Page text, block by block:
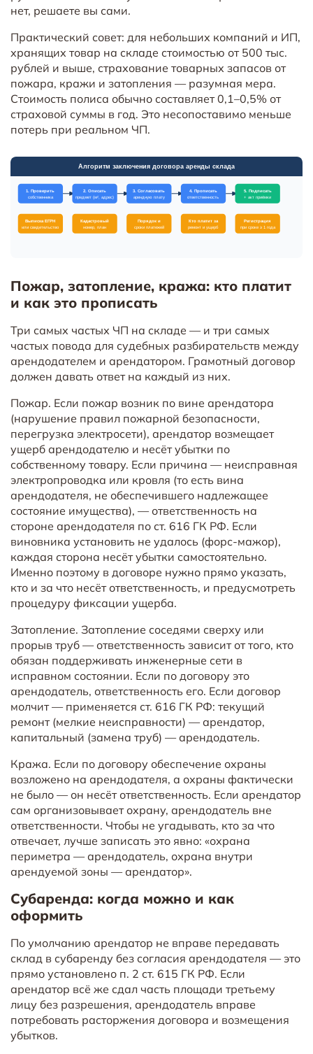
нет, решаете вы сами.
Практический совет: для небольших компаний и ИП,
хранящих товар на складе стоимостью от 500 тыс.
рублей и выше, страхование товарных запасов от
пожара, кражи и затопления — разумная мера.
Стоимость полиса обычно составляет 0,1–0,5% от
страховой суммы в год. Это несопоставимо меньше
потерь при реальном ЧП.
Пожар, затопление, кража: кто платит
и как это прописать
Три самых частых ЧП на складе — и три самых
частых повода для судебных разбирательств между
арендодателем и арендатором. Грамотный договор
должен давать ответ на каждый из них.
Пожар. Если пожар возник по вине арендатора
(нарушение правил пожарной безопасности,
перегрузка электросети), арендатор возмещает
ущерб арендодателю и несёт убытки по
собственному товару. Если причина — неисправная
электропроводка или кровля (то есть вина
арендодателя, не обеспечившего надлежащее
состояние имущества), — ответственность на
стороне арендодателя по ст. 616 ГК РФ. Если
виновника установить не удалось (форс-мажор),
каждая сторона несёт убытки самостоятельно.
Именно поэтому в договоре нужно прямо указать,
кто и за что несёт ответственность, и предусмотреть
процедуру фиксации ущерба.
Затопление. Затопление соседями сверху или
прорыв труб — ответственность зависит от того, кто
обязан поддерживать инженерные сети в
исправном состоянии. Если по договору это
арендодатель, ответственность его. Если договор
молчит — применяется ст. 616 ГК РФ: текущий
ремонт (мелкие неисправности) — арендатор,
капитальный (замена труб) — арендодатель.
Кража. Если по договору обеспечение охраны
возложено на арендодателя, а охраны фактически
не было — он несёт ответственность. Если арендатор
сам организовывает охрану, арендодатель вне
ответственности. Чтобы не угадывать, кто за что
отвечает, лучше записать это явно: «охрана
периметра — арендодатель, охрана внутри
арендуемой зоны — арендатор».
Субаренда: когда можно и как
оформить
По умолчанию арендатор не вправе передавать
склад в субаренду без согласия арендодателя — это
прямо установлено п. 2 ст. 615 ГК РФ. Если
арендатор всё же сдал часть площади третьему
лицу без разрешения, арендодатель вправе
потребовать расторжения договора и возмещения
убытков.